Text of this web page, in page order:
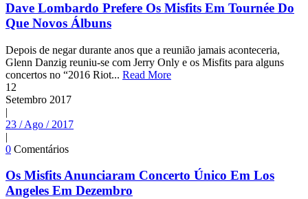
Dave Lombardo Prefere Os Misfits Em Tournée Do
Que Novos Álbuns
Depois de negar durante anos que a reunião jamais aconteceria,
Glenn Danzig reuniu-se com Jerry Only e os Misfits para alguns
concertos no “2016 Riot... Read More
12
Setembro 2017
|
23 / Ago / 2017
|
0 Comentários
Os Misfits Anunciaram Concerto Único Em Los
Angeles Em Dezembro